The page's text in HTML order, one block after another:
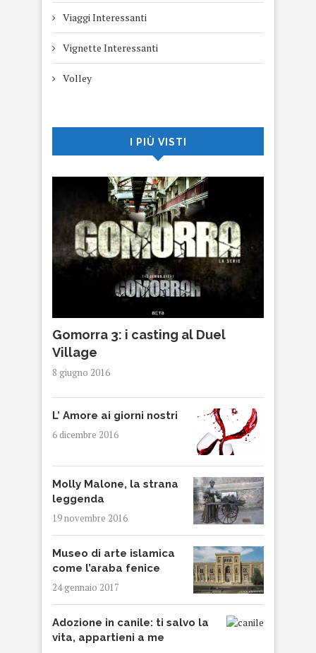
Viaggi Interessanti
Vignette Interessanti
Volley
I PIÙ VISTI
Gomorra 3: i casting al Duel
Village
8 giugno 2016
L’ Amore ai giorni nostri
6 dicembre 2016
Molly Malone, la strana
leggenda
19 novembre 2016
Museo di arte islamica
come l’araba fenice
24 gennaio 2017
Adozione in canile: ti salvo la
vita, appartieni a me